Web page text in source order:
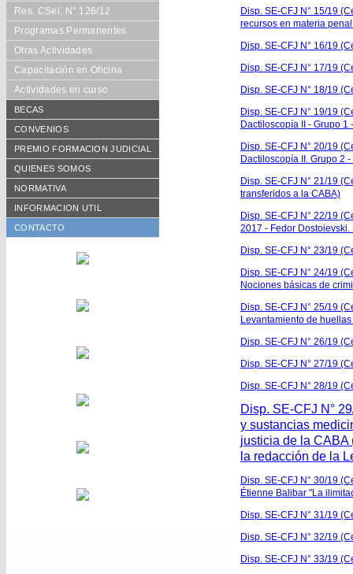
Res. CSel. N° 126/12
Programas Permanentes
Otras Actividades
Capacitación en Oficina
Actividades en curso
BECAS
Requisitos
Formularios
Becarios año en curso
Histórico de becarios
CONVENIOS
De Cooperación
Aranceles Preferenciales
PREMIO FORMACION JUDICIAL
Reglamento vigente
Publicaciones
Otras Publicaciones
QUIENES SOMOS
Consejo Académico
Autoridades CFJ
Equipo de trabajo
NORMATIVA
Resoluciones CACFJ
Disposiciones SECFJ
INFORMACION UTIL
CONTACTO
Disp. SE-CFJ N° 15/19
recursos en materia
Disp. SE-CFJ N° 16/19
Disp. SE-CFJ N° 17/19
Disp. SE-CFJ N° 18/19
Disp. SE-CFJ N° 19/19
Dactiloscopía II - Grupo
Disp. SE-CFJ N° 20/19
Dactiloscopía II. Grupo 2
Disp. SE-CFJ N° 21/19
transferidos a la CABA)
Disp. SE-CFJ N° 22/19
2017 - Fedor
Disp. SE-CFJ N° 23/19
Disp. SE-CFJ N° 24/19
Nociones básicas de
Disp. SE-CFJ N° 25/19
Levantamiento de
Disp. SE-CFJ N° 26/19
Disp. SE-CFJ N° 27/19
Disp. SE-CFJ N° 28/19
Disp. SE-CFJ N°
y sustancias
justicia de la CABA
la redacción de la
Disp. SE-CFJ N° 30/19
Étienne Balibar "La
Disp. SE-CFJ N° 31/19
Disp. SE-CFJ N° 32/19
Disp. SE-CFJ N° 33/19